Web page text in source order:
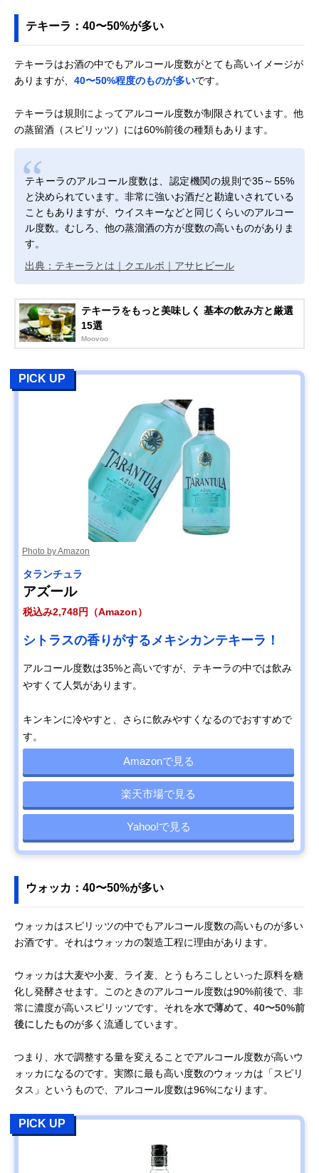
テキーラ：40〜50%が多い
テキーラはお酒の中でもアルコール度数がとても高いイメージが
ありますが、 40〜50%程度のものが多いです。
テキーラは規則によってアルコール度数が制限されています。他
の蒸留酒（スピリッツ）には60%前後の種類もあります。
テキーラのアルコール度数は、認定機関の規則で35～55%
と決められています。非常に強いお酒だと勘違いされている
こともありますが、ウイスキーなどと同じくらいのアルコー
ル度数。むしろ、他の蒸溜酒の方が度数の高いものがありま
す。
出典：テキーラとは｜クエルボ｜アサヒビール
テキーラをもっと美味しく 基本の飲み方と厳選
15選
Moovoo
PICK UP
Photo by Amazon
タランチュラ
アズール
税込み2,748円（Amazon）
シトラスの香りがするメキシカンテキーラ！
アルコール度数は35%と高いですが、テキーラの中では飲み
やすくて人気があります。
キンキンに冷やすと、さらに飲みやすくなるのでおすすめで
す。
Amazonで見る
楽天市場で見る
Yahoo!で見る
ウォッカ：40〜50%が多い
ウォッカはスピリッツの中でもアルコール度数の高いものが多い
お酒です。それはウォッカの製造工程に理由があります。
ウォッカは大麦や小麦、ライ麦、とうもろこしといった原料を糖
化し発酵させます。このときのアルコール度数は90%前後で、非
常に濃度が高いスピリッツです。それを水で薄めて、40〜50%前
後にしたものが多く流通しています。
つまり、水で調整する量を変えることでアルコール度数が高いウ
ォッカになるのです。実際に最も高い度数のウォッカは「スピリ
タス」というもので、アルコール度数は96%になります。
PICK UP